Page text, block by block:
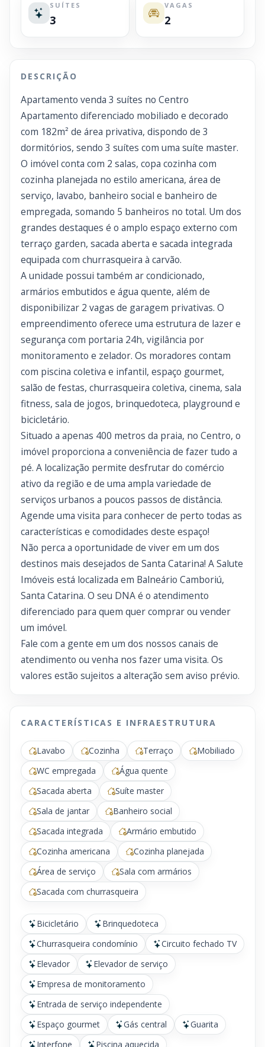
SUÍTES
3
VAGAS
2
DESCRIÇÃO
Apartamento venda 3 suítes no Centro
Apartamento diferenciado mobiliado e decorado
com 182m² de área privativa, dispondo de 3
dormitórios, sendo 3 suítes com uma suíte master.
O imóvel conta com 2 salas, copa cozinha com
cozinha planejada no estilo americana, área de
serviço, lavabo, banheiro social e banheiro de
empregada, somando 5 banheiros no total. Um dos
grandes destaques é o amplo espaço externo com
terraço garden, sacada aberta e sacada integrada
equipada com churrasqueira à carvão.
A unidade possui também ar condicionado,
armários embutidos e água quente, além de
disponibilizar 2 vagas de garagem privativas. O
empreendimento oferece uma estrutura de lazer e
segurança com portaria 24h, vigilância por
monitoramento e zelador. Os moradores contam
com piscina coletiva e infantil, espaço gourmet,
salão de festas, churrasqueira coletiva, cinema, sala
fitness, sala de jogos, brinquedoteca, playground e
bicicletário.
Situado a apenas 400 metros da praia, no Centro, o
imóvel proporciona a conveniência de fazer tudo a
pé. A localização permite desfrutar do comércio
ativo da região e de uma ampla variedade de
serviços urbanos a poucos passos de distância.
Agende uma visita para conhecer de perto todas as
características e comodidades deste espaço!
Não perca a oportunidade de viver em um dos
destinos mais desejados de Santa Catarina! A Salute
Imóveis está localizada em Balneário Camboriú,
Santa Catarina. O seu DNA é o atendimento
diferenciado para quem quer comprar ou vender
um imóvel.
Fale com a gente em um dos nossos canais de
atendimento ou venha nos fazer uma visita. Os
valores estão sujeitos a alteração sem aviso prévio.
CARACTERÍSTICAS E INFRAESTRUTURA
Lavabo Cozinha Terraço
Mobiliado
WC empregada
Água quente
Sacada aberta
Suíte master
Sala de jantar
Banheiro social
Sacada integrada
Armário embutido
Cozinha americana
Cozinha planejada
Área de serviço
Sala com armários
Sacada com churrasqueira
Bicicletário
Brinquedoteca
Churrasqueira condomínio
Circuito fechado TV
Elevador
Elevador de serviço
Empresa de monitoramento
Entrada de serviço independente
Espaço gourmet
Gás central
Guarita
Interfone
Piscina aquecida